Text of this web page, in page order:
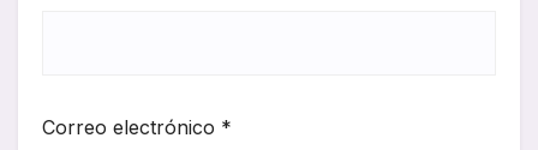
Correo electrónico *